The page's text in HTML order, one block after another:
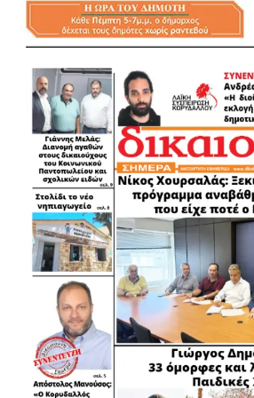
Και πρόσθεσε: «Δεν βρισκόμαστε,
να πούμε ότι όλα έγιναν ή ότι δεν
Είμαστε εδώ για να παρουσιάσουμε
παραλάβαμε, τι προχωρήσαμε, τι
δεσμευόμαστε να ολοκληρώσουμε,
και για το τελευταίο ευρώ,
αποτελεσματικά κάθε διαθέσιμο